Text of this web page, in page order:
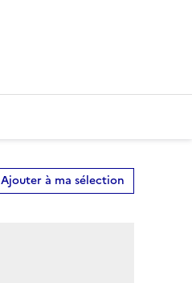
Ajouter à ma sélection